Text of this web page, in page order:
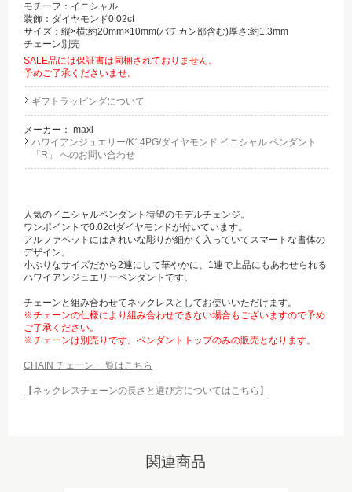
モチーフ：イニシャル
装飾：ダイヤモンド0.02ct
サイズ：縦×横:約20mm×10mm(バチカン部含む)厚さ:約1.3mm
チェーン別売
SALE品には保証書は同梱されておりません。
予めご了承くださいませ。
ギフトラッピングについて
メーカー： maxi
ハワイアンジュエリー/K14PG/ダイヤモンド イニシャル ペンダント
「R」 へのお問い合わせ
人気のイニシャルペンダント待望のモデルチェンジ。
ワンポイントで0.02ctダイヤモンドが付いています。
アルファベットにはきれいな彫りが細かく入っていてスマートな書体の
デザイン。
小ぶりなサイズだから2連にして華やかに、1連で上品にもあわせられる
ハワイアンジュエリーペンダントです。
チェーンと組み合わせてネックレスとしてお使いいただけます。
※チェーンの仕様により組み合わせできない場合もございますので予め
ご了承ください。
※チェーンは別売りです。ペンダントトップのみの販売となります。
CHAIN チェーン 一覧はこちら
【ネックレスチェーンの長さと選び方についてはこちら】
関連商品